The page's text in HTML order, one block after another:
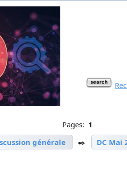
Pages: 1
générale ✒️ DC Mai